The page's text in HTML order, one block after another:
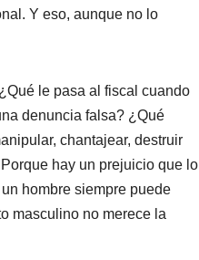
Y eso, aunque no lo
le pasa al fiscal cuando
denuncia falsa? ¿Qué
chantajear, destruir
hay un prejuicio que lo
hombre siempre puede
masculino no merece la